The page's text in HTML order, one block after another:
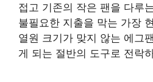
접고 기존의 작은 팬을 다루
불필요한 지출을 막는 가장
열원 크기가 맞지 않는 에그
게 되는 절반의 도구로 전락